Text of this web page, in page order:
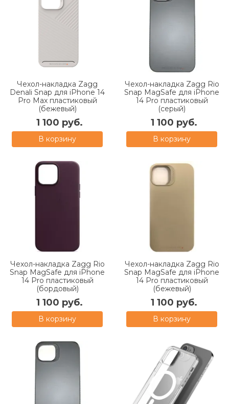
Чехол-накладка Zagg
Denali Snap для iPhone 14
Pro Max пластиковый
(бежевый)
1 100 руб.
В корзину
Чехол-накладка Zagg Rio
Snap MagSafe для iPhone
14 Pro пластиковый
(серый)
1 100 руб.
В корзину
Чехол-накладка Zagg Rio
Snap MagSafe для iPhone
14 Pro пластиковый
(бордовый)
1 100 руб.
В корзину
Чехол-накладка Zagg Rio
Snap MagSafe для iPhone
14 Pro пластиковый
(бежевый)
1 100 руб.
В корзину